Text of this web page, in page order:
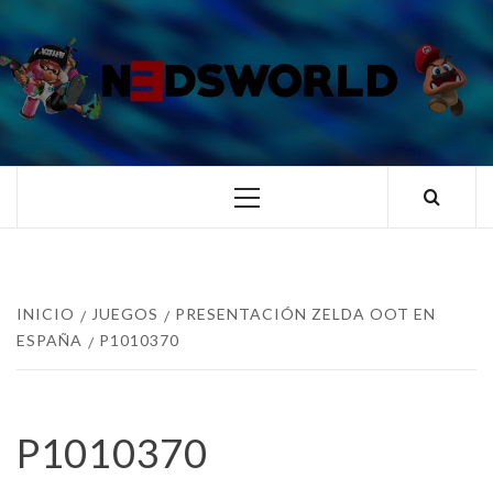
al
contenido
TUS ESPECIALISTAS EN NINTENDO
Menú
INICIO JUEGOS
PRESENTACIÓN ZELDA OOT EN
ESPAÑA
P1010370
P1010370